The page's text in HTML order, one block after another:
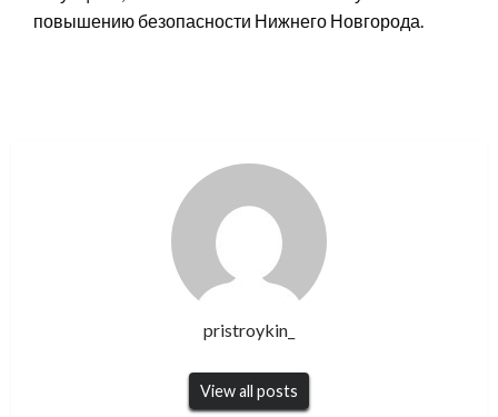
повышению безопасности Нижнего Новгорода.
pristroykin_
View all posts